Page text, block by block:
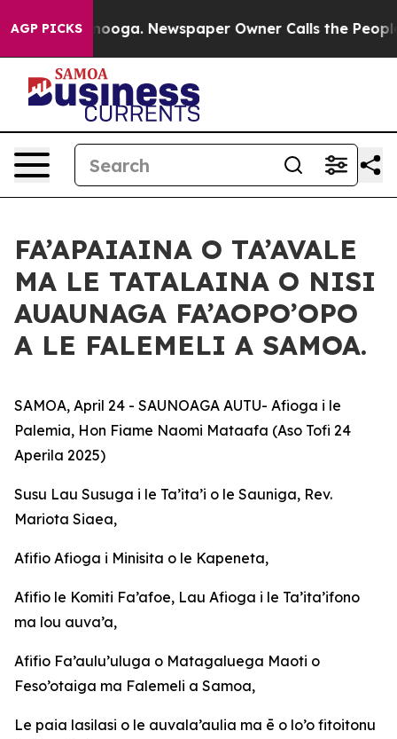
AGP PICKS Newspaper Owner Calls the People
FA’APAIAINA O TA’AVALE
MA LE TATALAINA O NISI
AUAUNAGA FA’AOPO’OPO
A LE FALEMELI A SAMOA.
SAMOA, April 24 - SAUNOAGA AUTU- Afioga i le
Palemia, Hon Fiame Naomi Mataafa (Aso Tofi 24
Aperila 2025)
Susu Lau Susuga i le Ta’ita’i o le Sauniga, Rev.
Mariota Siaea,
Afifio Afioga i Minisita o le Kapeneta,
Afifio le Komiti Fa’afoe, Lau Afioga i le Ta’ita’ifono
ma lou auva’a,
Afifio Fa’aulu’uluga o Matagaluega Maoti o
Feso’otaiga ma Falemeli a Samoa,
Le paia lasilasi o le auvala’aulia ma ē o lo’o fitoitonu